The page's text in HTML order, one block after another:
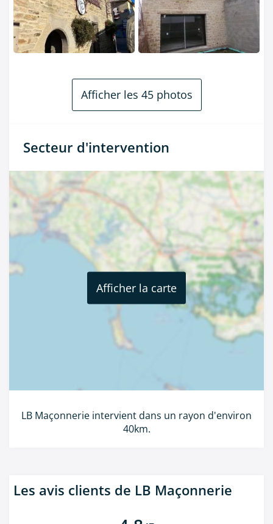
Afficher les 45 photos
Secteur d'intervention
Afficher la carte
LB Maçonnerie intervient dans un rayon d'environ
40km.
Les avis clients de LB Maçonnerie